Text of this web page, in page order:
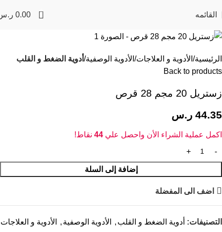
القائمه 0
0.00
الرئيسية الأدوية و العلاجات الأدوية الوصفية أدوية الضغط و القلب
Back to products
زستريل 20 مجم 28 قرص
44.35 ر.س
اكمل عملية الشراء الأن واحصل علي 44 نقاط!
إضافة إلى السلة
اضف الى المفضلة
التصنيفات: أدوية الضغط و القلب , الأدوية الوصفية , الأدوية و العلاجات